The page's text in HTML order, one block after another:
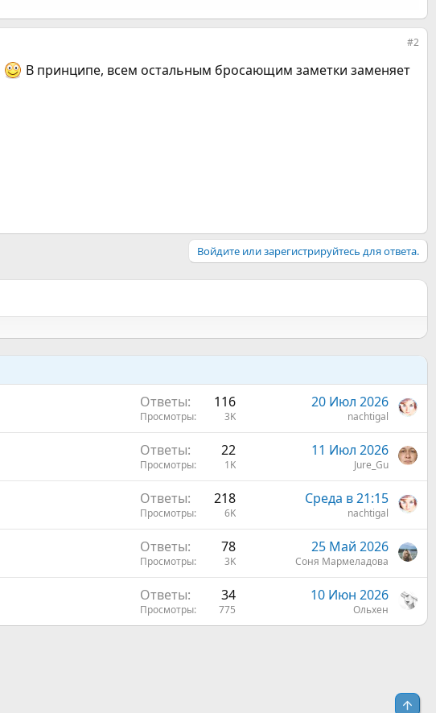
#2
В принципе, всем остальным бросающим заметки заменяет
Войдите или зарегистрируйтесь для ответа.
Ответы 116
Просмотры 3K
20 Июл 2026
nachtigal
Ответы 22
Просмотры 1K
11 Июл 2026
Jure_Gu
Ответы 218
Просмотры 6K
Среда в 21:15
nachtigal
Ответы 78
Просмотры 3K
25 Май 2026
Соня Мармеладова
Ответы 34
Просмотры 775
10 Июн 2026
Ольхен